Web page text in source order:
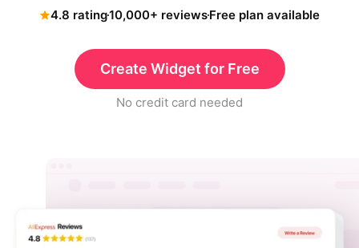
4.8 rating10,000+ reviewsFree plan available
Create Widget for Free
No credit card needed